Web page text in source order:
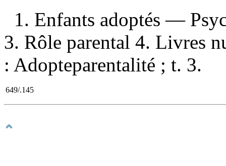
1. Enfants adoptés —
3. Rôle parental 4. Livres
: Adopteparentalité ; t. 3.
649/.145